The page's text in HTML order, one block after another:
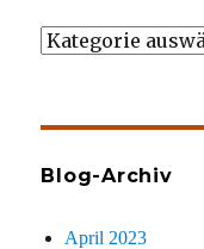
Wer
Blog-Archiv
April 2023